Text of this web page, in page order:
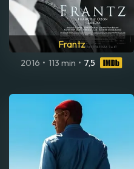
Frantz
2016 • 113 min • 7,5